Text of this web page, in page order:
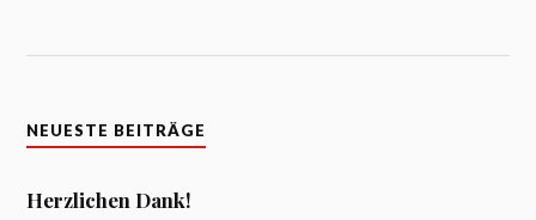
NEUESTE BEITRÄGE
Herzlichen Dank!